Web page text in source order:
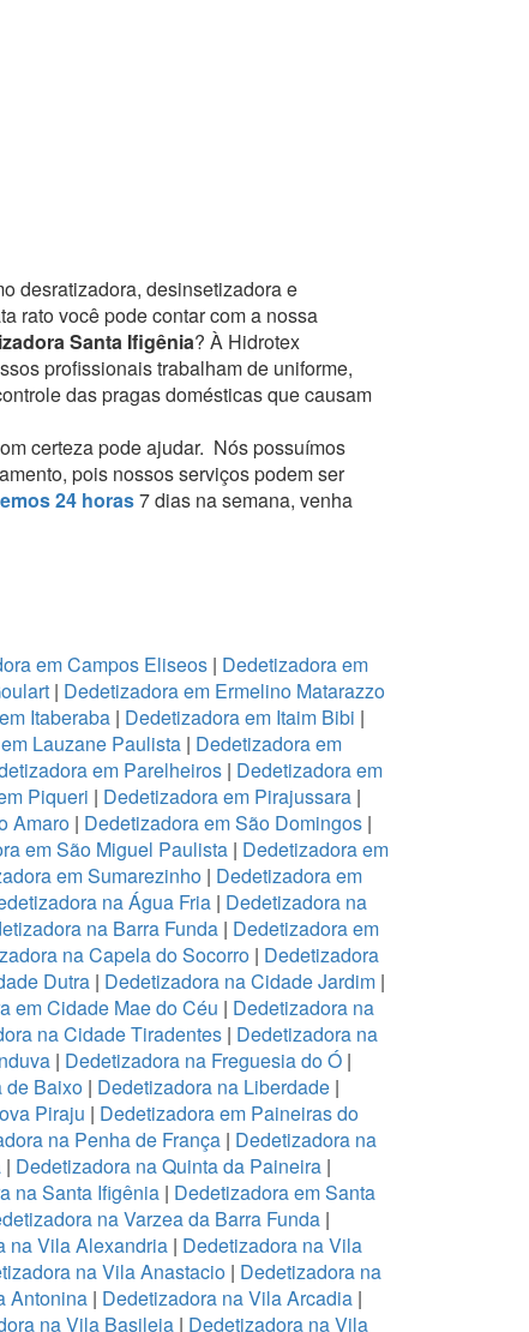
desratizadora, desinsetizadora e
rato você pode contar com a nossa
Santa Ifigênia? À Hidrotex
profissionais trabalham de uniforme,
das pragas domésticas que causam
certeza pode ajudar. Nós possuímos
pois nossos serviços podem ser
24 horas7 dias na semana, venha
em Campos Eliseos | Dedetizadora em
| Dedetizadora em Ermelino Matarazzo
Itaberaba | Dedetizadora em Itaim Bibi |
Lauzane Paulista | Dedetizadora em
em Parelheiros | Dedetizadora em
Piqueri | Dedetizadora em Pirajussara |
Amaro| Dedetizadora em São Domingos|
em São Miguel Paulista| Dedetizadora em
em Sumarezinho | Dedetizadora em
na Água Fria| Dedetizadora na
na Barra Funda | Dedetizadora em
na Capela do Socorro | Dedetizadora
Dutra | Dedetizadora na Cidade Jardim|
em Cidade Mae do Céu | Dedetizadora na
na Cidade Tiradentes| Dedetizadora na
| Dedetizadora na Freguesia do Ó |
de Baixo | Dedetizadora na Liberdade |
Piraju | Dedetizadora em Paineiras do
na Penha de França | Dedetizadora na
| Dedetizadora na Quinta da Paineira |
na Santa Ifigênia | Dedetizadora em Santa
na Varzea da Barra Funda|
na Vila Alexandria | Dedetizadora na Vila
na Vila Anastacio| Dedetizadora na
Antonina | Dedetizadora na Vila Arcadia |
na Vila Basileia | Dedetizadora na Vila